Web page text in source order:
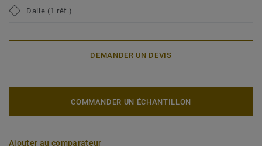
Dalle (1 réf.)
DEMANDER UN DEVIS
COMMANDER UN ÉCHANTILLON
Ajouter au comparateur